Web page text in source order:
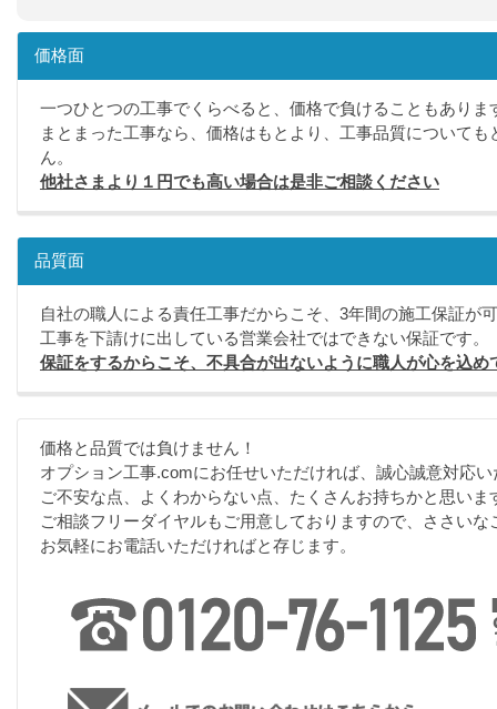
価格面
一つひとつの工事でくらべると、価格で負けることもありま
まとまった工事なら、価格はもとより、工事品質について
ん。
他社さまより１円でも高い場合は是非ご相談ください
品質面
自社の職人による責任工事だからこそ、3年間の施工保証が
工事を下請けに出している営業会社ではできない保証です。
保証をするからこそ、不具合が出ないように職人が心を込め
価格と品質では負けません！
オプション工事.comにお任せいただければ、誠心誠意対応
ご不安な点、よくわからない点、たくさんお持ちかと思いま
ご相談フリーダイヤルもご用意しておりますので、ささい
お気軽にお電話いただければと存じます。